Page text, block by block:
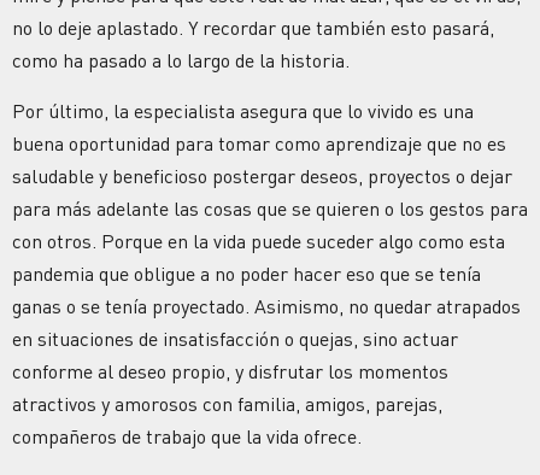
no lo deje aplastado. Y recordar que también esto pasará,
como ha pasado a lo largo de la historia.
Por último, la especialista asegura que lo vivido es una
buena oportunidad para tomar como aprendizaje que no es
saludable y beneficioso postergar deseos, proyectos o dejar
para más adelante las cosas que se quieren o los gestos para
con otros. Porque en la vida puede suceder algo como esta
pandemia que obligue a no poder hacer eso que se tenía
ganas o se tenía proyectado. Asimismo, no quedar atrapados
en situaciones de insatisfacción o quejas, sino actuar
conforme al deseo propio, y disfrutar los momentos
atractivos y amorosos con familia, amigos, parejas,
compañeros de trabajo que la vida ofrece.